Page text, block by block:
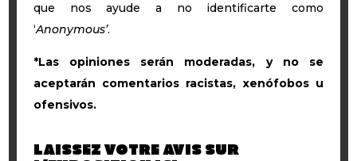
que nos ayude a no identificarte como
‘Anonymous’.
*Las opiniones serán moderadas, y no se
aceptarán comentarios racistas, xenófobos u
ofensivos.
LAISSEZ VOTRE AVIS SUR